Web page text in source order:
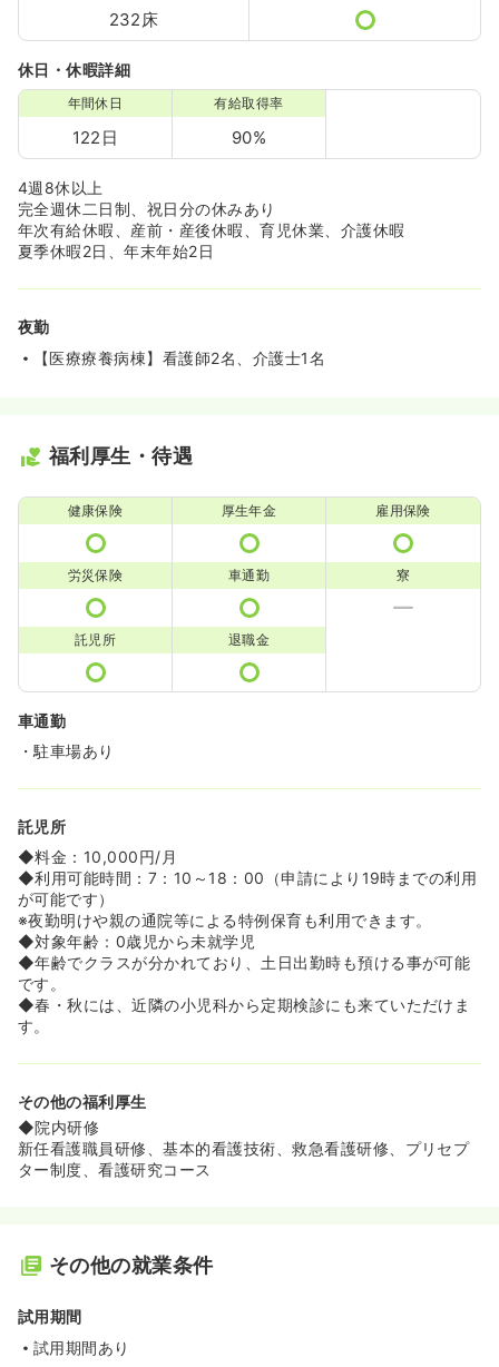
232床
休日・休暇詳細
年間休日
122日
有給取得率
90%
4週8休以上
完全週休二日制、祝日分の休みあり
年次有給休暇、産前・産後休暇、育児休業、介護休暇
夏季休暇2日、年末年始2日
夜勤
【医療療養病棟】看護師2名、介護士1名
福利厚生・待遇
健康保険 厚生年金 雇用保険
労災保険 車通勤 寮
託児所 退職金
車通勤
・駐車場あり
託児所
◆料金：10,000円/月
◆利用可能時間：7：10～18：00（申請により19時までの利用
が可能です）
※夜勤明けや親の通院等による特例保育も利用できます。
◆対象年齢：0歳児から未就学児
◆年齢でクラスが分かれており、土日出勤時も預ける事が可能
です。
◆春・秋には、近隣の小児科から定期検診にも来ていただけま
す。
その他の福利厚生
◆院内研修
新任看護職員研修、基本的看護技術、救急看護研修、プリセプ
ター制度、看護研究コース
その他の就業条件
試用期間
試用期間あり